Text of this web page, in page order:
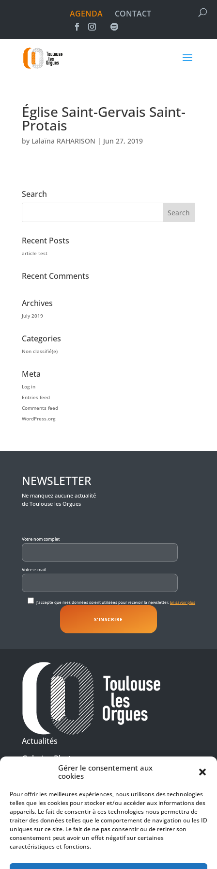
Gérer le consentement aux
cookies
Pour offrir les meilleures expériences, nous utilisons des technologies
telles que les cookies pour stocker et/ou accéder aux informations des
appareils. Le fait de consentir à ces technologies nous permettra de
traiter des données telles que le comportement de navigation ou les ID
uniques sur ce site. Le fait de ne pas consentir ou de retirer son
consentement peut avoir un effet négatif sur certaines
caractéristiques et fonctions.
AGENDA CONTACT
Église Saint-Gervais Saint-
Protais
by Lalaïna RAHARISON | Jun 27, 2019
Search
Recent Posts
article test
Recent Comments
Archives
July 2019
Categories
Non classifié(e)
Meta
Log in
Entries feed
Comments feed
WordPress.org
NEWSLETTER
Ne manquez aucune actualité
de Toulouse les Orgues
Votre nom complet
Votre e-mail
J'accepte que mes données soient utilisées pour recevoir la newsletter.En savoir plus
Actualités
Galeries Photos
Vidéothèque
Presse
Programme PDF
Billetterie
Recrutement
Mentions légales